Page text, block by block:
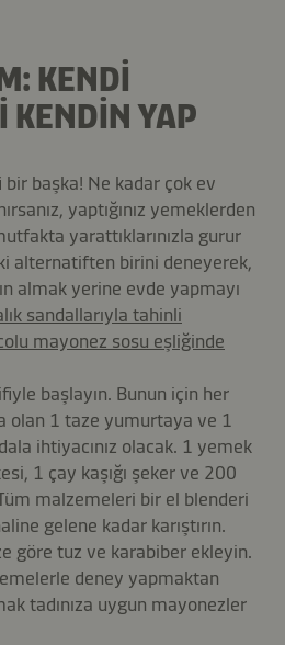
KENDİ
KENDİN YAP
başka! Ne kadar çok ev
yaptığınız yemeklerden
yarattıklarınızla gurur
alternatiften birini deneyerek,
almak yerine evde yapmayı
sandallarıyla tahinli
mayonez sosu eşliğinde
başlayın. Bunun için her
olan 1 taze yumurtaya ve 1
ihtiyacınız olacak. 1 yemek
1 çay kaşığı şeker ve 200
malzemeleri bir el blenderi
gelene kadar karıştırın.
göre tuz ve karabiber ekleyin.
deney yapmaktan
tadınıza uygun mayonezler